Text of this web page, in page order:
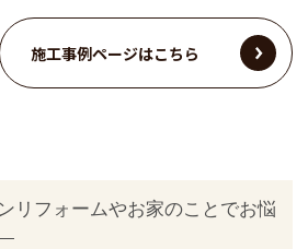
施工事例ページはこちら
リフォームやお家のことでお悩